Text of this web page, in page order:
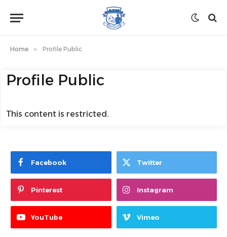
Home » Profile Public
Profile Public
This content is restricted.
Facebook Twitter
Pinterest Instagram
YouTube Vimeo